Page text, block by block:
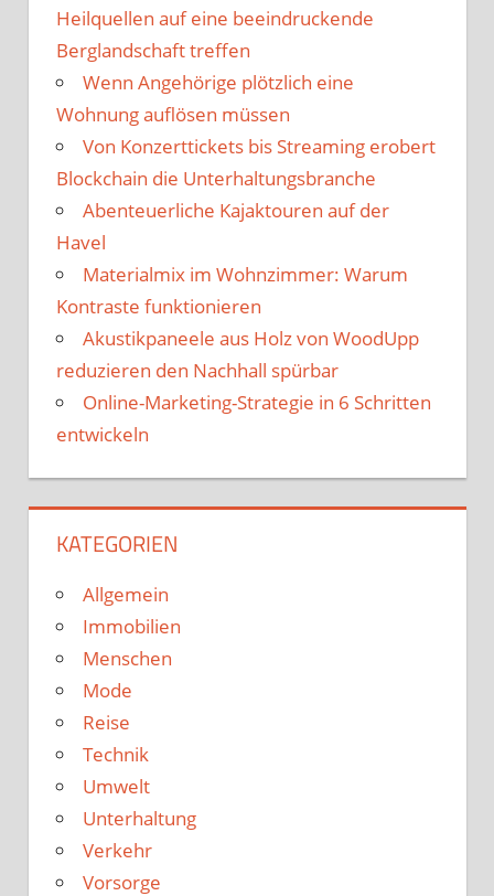
Heilquellen auf eine beeindruckende
Berglandschaft treffen
Wenn Angehörige plötzlich eine
Wohnung auflösen müssen
Von Konzerttickets bis Streaming erobert
Blockchain die Unterhaltungsbranche
Abenteuerliche Kajaktouren auf der
Havel
Materialmix im Wohnzimmer: Warum
Kontraste funktionieren
Akustikpaneele aus Holz von WoodUpp
reduzieren den Nachhall spürbar
Online-Marketing-Strategie in 6 Schritten
entwickeln
KATEGORIEN
Allgemein
Immobilien
Menschen
Mode
Reise
Technik
Umwelt
Unterhaltung
Verkehr
Vorsorge